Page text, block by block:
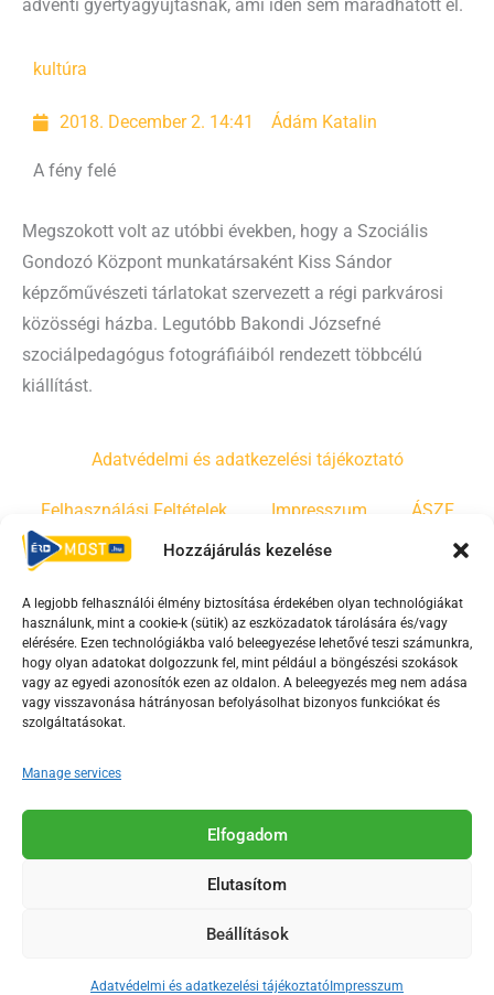
Hozzájárulás kezelése
A legjobb felhasználói élmény biztosítása érdekében olyan technológiákat
használunk, mint a cookie-k (sütik) az eszközadatok tárolására és/vagy
elérésére. Ezen technológiákba való beleegyezése lehetővé teszi számunkra,
hogy olyan adatokat dolgozzunk fel, mint például a böngészési szokások
vagy az egyedi azonosítók ezen az oldalon. A beleegyezés meg nem adása
vagy visszavonása hátrányosan befolyásolhat bizonyos funkciókat és
szolgáltatásokat.
Manage services
Elfogadom
Elutasítom
Beállítások
Adatvédelmi és adatkezelési tájékoztató Impresszum
adventi gyertyagyújtásnak, ami idén sem maradhatott el.
kultúra
2018. December 2. 14:41 Ádám Katalin
A fény felé
Megszokott volt az utóbbi években, hogy a Szociális
Gondozó Központ munkatársaként Kiss Sándor
képzőművészeti tárlatokat szervezett a régi parkvárosi
közösségi házba. Legutóbb Bakondi Józsefné
szociálpedagógus fotográfiáiból rendezett többcélú
kiállítást.
Adatvédelmi és adatkezelési tájékoztató
Felhasználási Feltételek Impresszum ÁSZF
Irányelvek Moderálási szabályzat
F
a
c
e
o
o
-
Y
o
u
t
b
e
s
r
T
i
k
Az Érd Média médiaszolgáltatási tevékenységét a
Médiatanács a Magyar Média Mecenatúra program
2018-2026. © Minden jog fenntartva, Érd Megyei Jogú Város